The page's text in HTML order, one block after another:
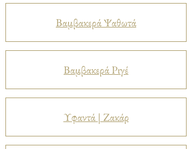
Βαμβακερά Ψαθωτά
Βαμβακερά Ριγέ
Υφαντά | Ζακάρ